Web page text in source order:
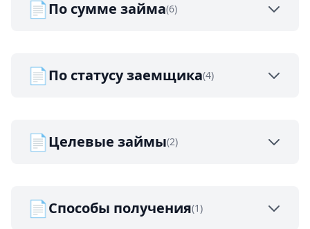
📄По сумме займа(6)
📄По статусу заемщика(4)
📄Целевые займы(2)
📄Способы получения(1)